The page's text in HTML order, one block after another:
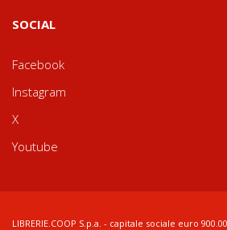
SOCIAL
Facebook
Instagram
X
Youtube
LIBRERIE.COOP S.p.a. - capitale sociale euro